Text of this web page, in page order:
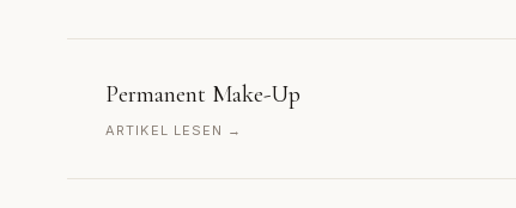
Permanent Make-Up
ARTIKEL LESEN →